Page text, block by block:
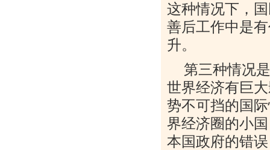
这种情况下，
善后工作中是
升。
第三种情况
世界经济有巨
势不可挡的国
界经济圈的小
本国政府的错